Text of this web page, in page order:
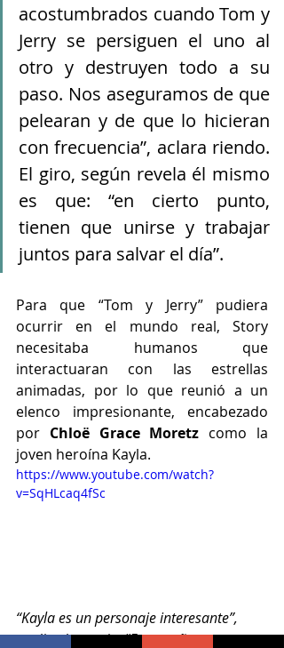
acostumbrados cuando Tom y
Jerry se persiguen el uno al
otro y destruyen todo a su
paso. Nos aseguramos de que
pelearan y de que lo hicieran
con frecuencia”, aclara riendo.
El giro, según revela él mismo
es que: “en cierto punto,
tienen que unirse y trabajar
juntos para salvar el día”.
Para que “Tom y Jerry” pudiera
ocurrir en el mundo real, Story
necesitaba humanos que
interactuaran con las estrellas
animadas, por lo que reunió a un
elenco impresionante, encabezado
por Chloë Grace Moretz como la
joven heroína Kayla.
https://www.youtube.com/watch?
v=SqHLcaq4fSc
“Kayla es un personaje interesante”,
explica la actriz. “Es extrañamente